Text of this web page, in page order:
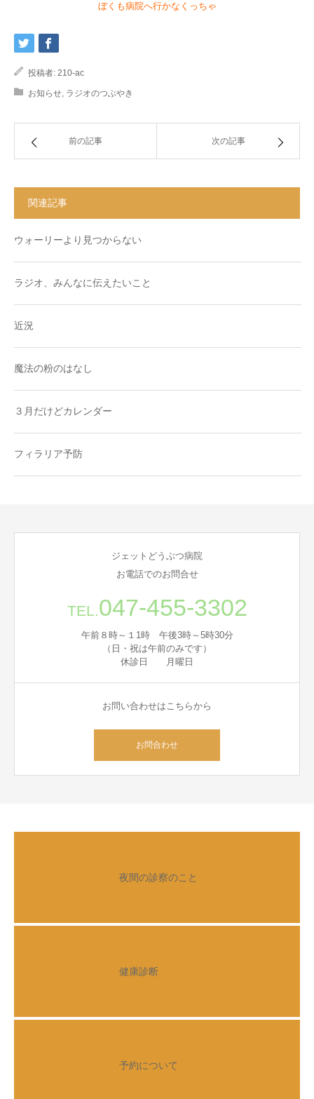
ぼくも病院へ行かなくっちゃ
投稿者: 210-ac
お知らせ, ラジオのつぶやき
前の記事 次の記事
関連記事
ウォーリーより見つからない
ラジオ、みんなに伝えたいこと
近況
魔法の粉のはなし
３月だけどカレンダー
フィラリア予防
ジェットどうぶつ病院
お電話でのお問合せ
TEL.047-455-3302
午前８時～１1時 午後3時～5時30分
（日・祝は午前のみです）
休診日 月曜日
お問い合わせはこちらから
お問合わせ
夜間の診察のこと
健康診断
予約について